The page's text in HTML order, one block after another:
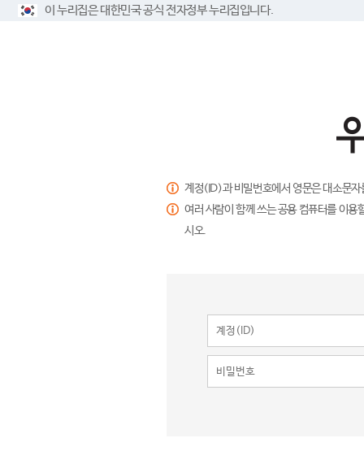
이 누리집은 대한민국 공식 전자정부 누리집입니다.
계정(ID)과 비밀번호에서 영문은 대소문
여러 사람이 함께 쓰는 공용 컴퓨터를 이
시오.